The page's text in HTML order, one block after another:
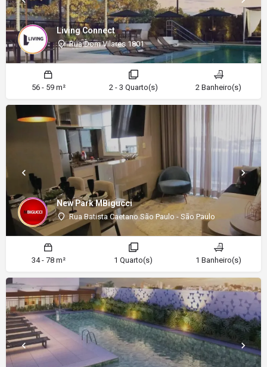
Living Connect
Rua Dom Vilares 1801
56 - 59 m² 2 - 3 Quarto(s) 2 Banheiro(s)
New Park MBigucci
Rua Batista Caetano São Paulo - São Paulo
34 - 78 m² 1 Quarto(s) 1 Banheiro(s)